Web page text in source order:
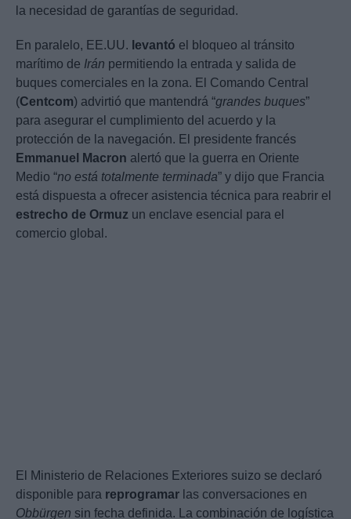
la necesidad de garantías de seguridad.
En paralelo, EE.UU. levantó el bloqueo al tránsito
marítimo de Irán permitiendo la entrada y salida de
buques comerciales en la zona. El Comando Central
(Centcom) advirtió que mantendrá “grandes buques”
para asegurar el cumplimiento del acuerdo y la
protección de la navegación. El presidente francés
Emmanuel Macron alertó que la guerra en Oriente
Medio “no está totalmente terminada” y dijo que Francia
está dispuesta a ofrecer asistencia técnica para reabrir el
estrecho de Ormuz un enclave esencial para el
comercio global.
El Ministerio de Relaciones Exteriores suizo se declaró
disponible para reprogramar las conversaciones en
Obbürgen sin fecha definida. La combinación de logística